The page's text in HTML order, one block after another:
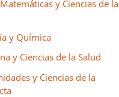
y Ciencias de la
y Química
y Ciencias de la Salud
y Ciencias de la